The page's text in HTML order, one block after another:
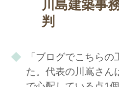
川島建築事
判
「ブログでこちら
た。代表の川嶌さん